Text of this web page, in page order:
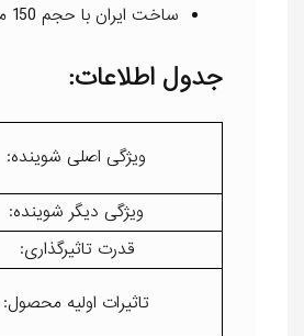
ساخت ایران با حجم 150 میل
جدول اطلاعات:
ویژگی اصلی شوینده:
ویژگی دیگر شوینده:
قدرت تاثیرگذاری:
تاثیرات اولیه محصول: